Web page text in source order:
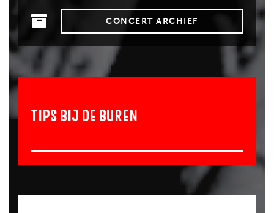
CONCERT ARCHIEF
TIPS BIJ DE BUREN